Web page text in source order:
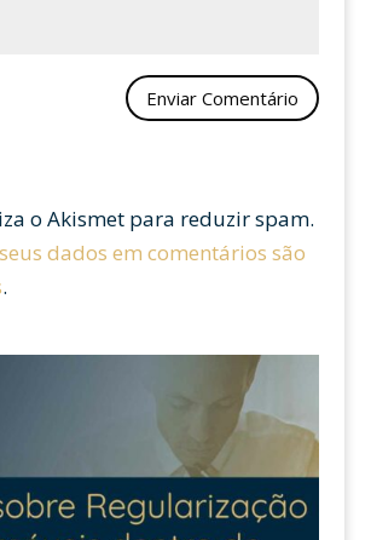
o Akismet para reduzir spam.
dados em comentários são
.